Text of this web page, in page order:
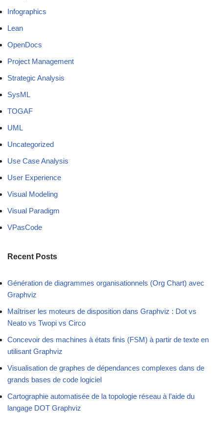
Infographics
Lean
OpenDocs
Project Management
Strategic Analysis
SysML
TOGAF
UML
Uncategorized
Use Case Analysis
User Experience
Visual Modeling
Visual Paradigm
VPasCode
Recent Posts
Génération de diagrammes organisationnels (Org Chart) avec
Graphviz
Maîtriser les moteurs de disposition dans Graphviz : Dot vs
Neato vs Twopi vs Circo
Concevoir des machines à états finis (FSM) à partir de texte en
utilisant Graphviz
Visualisation de graphes de dépendances complexes dans de
grands bases de code logiciel
Cartographie automatisée de la topologie réseau à l’aide du
langage DOT Graphviz